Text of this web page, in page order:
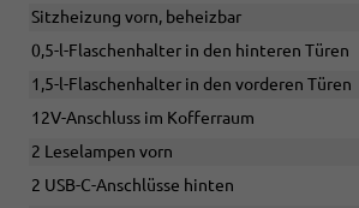
Sitzheizung vorn, beheizbar
0,5-l-Flaschenhalter in den hinteren Türen
1,5-l-Flaschenhalter in den vorderen Türen
12V-Anschluss im Kofferraum
2 Leselampen vorn
2 USB-C-Anschlüsse hinten